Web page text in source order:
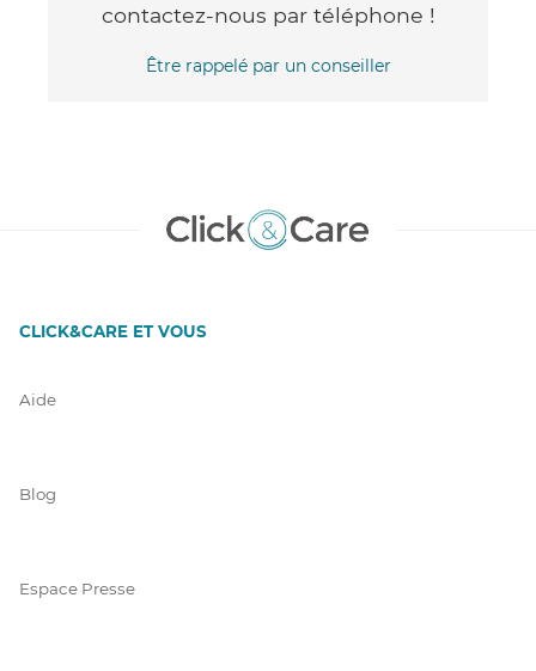
contactez-nous par téléphone !
Être rappelé par un conseiller
CLICK&CARE ET VOUS
Aide
Blog
Espace Presse